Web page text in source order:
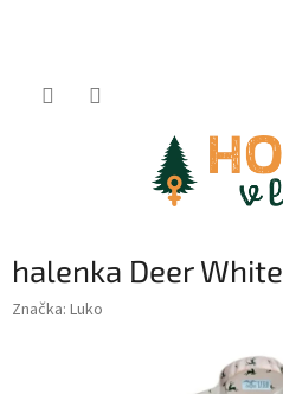
halenka Deer White
Značka: Luko